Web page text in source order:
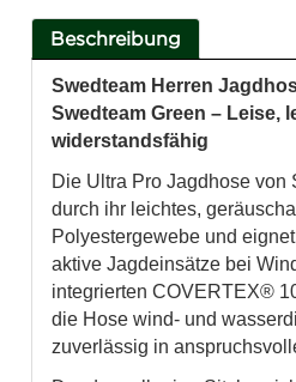
Beschreibung
Swedteam Herren
Swedteam Green – Leise,
widerstandsfähig
Die Ultra Pro Jagdhose von
durch ihr leichtes,
Polyestergewebe und
aktive Jagdeinsätze bei
integrierten COVERTEX®
die Hose wind- und
zuverlässig in